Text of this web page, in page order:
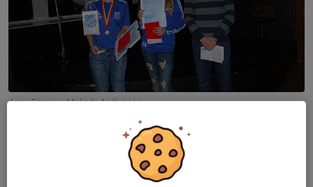
Anna Ericsson, Melinda Andersson